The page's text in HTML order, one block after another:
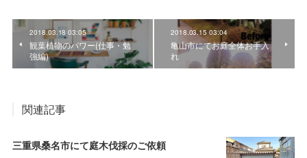
2018.03.18 03:05
観葉植物のパワー(仕事・勉
強編)
2018.03.15 03:04
亀山市にてお庭全体お手入
れ
関連記事
三重県桑名市にて庭木伐採のご依頼